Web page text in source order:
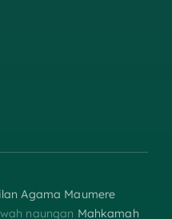
Agama Maumere
naungan Mahkamah